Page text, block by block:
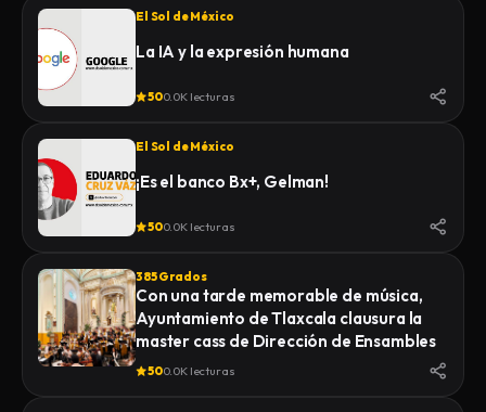
El Sol de México
La IA y la expresión humana
500.0K lecturas
El Sol de México
¡Es el banco Bx+, Gelman!
500.0K lecturas
385 Grados
Con una tarde memorable de música,
Ayuntamiento de Tlaxcala clausura la
master cass de Dirección de Ensambles
500.0K lecturas